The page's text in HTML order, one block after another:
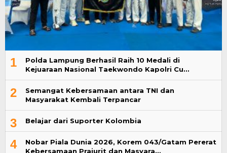
1
Polda Lampung Berhasil Raih 10 Medali di
Kejuaraan Nasional Taekwondo Kapolri Cu…
2
Semangat Kebersamaan antara TNI dan
Masyarakat Kembali Terpancar
3 Belajar dari Suporter Kolombia
4
Nobar Piala Dunia 2026, Korem 043/Gatam Pererat
Kebersamaan Prajurit dan Masyara…